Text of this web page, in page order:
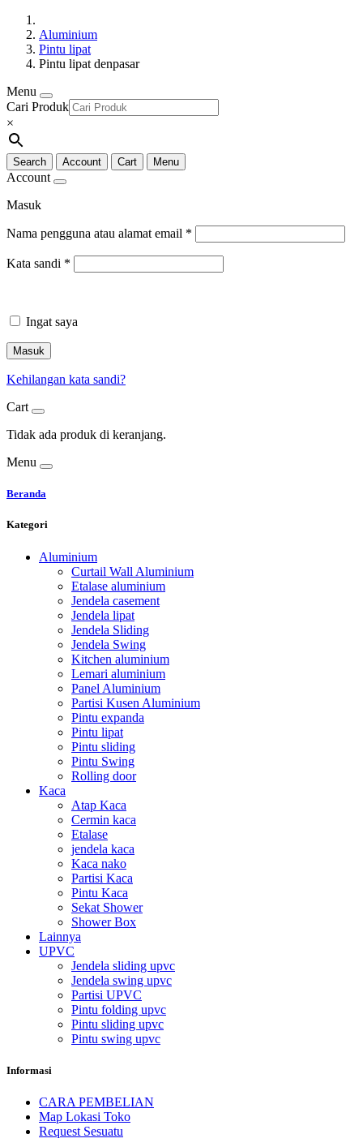
Aluminium
Pintu lipat
Pintu lipat denpasar
Menu
Cari Produk
×
Search Account Cart Menu
Account
Masuk
Nama pengguna atau alamat email *
Kata sandi *
Ingat saya
Masuk
Kehilangan kata sandi?
Cart
Tidak ada produk di keranjang.
Menu
Beranda
Kategori
Aluminium
Curtail Wall Aluminium
Etalase aluminium
Jendela casement
Jendela lipat
Jendela Sliding
Jendela Swing
Kitchen aluminium
Lemari aluminium
Panel Aluminium
Partisi Kusen Aluminium
Pintu expanda
Pintu lipat
Pintu sliding
Pintu Swing
Rolling door
Kaca
Atap Kaca
Cermin kaca
Etalase
jendela kaca
Kaca nako
Partisi Kaca
Pintu Kaca
Sekat Shower
Shower Box
Lainnya
UPVC
Jendela sliding upvc
Jendela swing upvc
Partisi UPVC
Pintu folding upvc
Pintu sliding upvc
Pintu swing upvc
Informasi
CARA PEMBELIAN
Map Lokasi Toko
Request Sesuatu